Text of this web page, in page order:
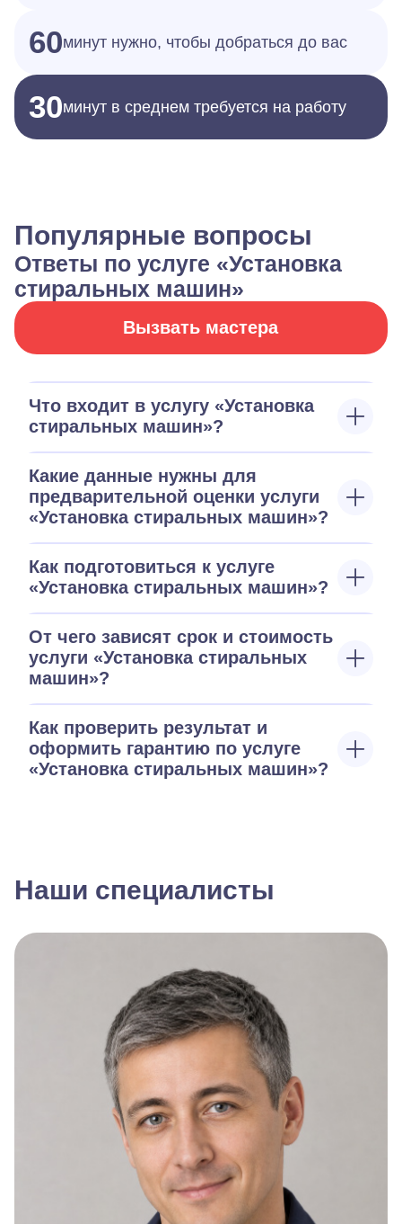
60минут нужно, чтобы добраться до вас
30минут в среднем требуется на работу
Популярные вопросы
Ответы по услуге «Установка
стиральных машин»
Вызвать мастера
Что входит в услугу «Установка
стиральных машин»?
Какие данные нужны для
предварительной оценки услуги
«Установка стиральных машин»?
Как подготовиться к услуге
«Установка стиральных машин»?
От чего зависят срок и стоимость
услуги «Установка стиральных
машин»?
Как проверить результат и
оформить гарантию по услуге
«Установка стиральных машин»?
Наши специалисты